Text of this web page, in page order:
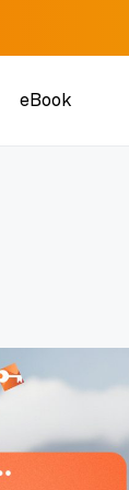
eBook